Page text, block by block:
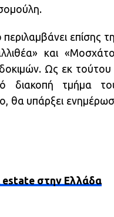
επίσης
και
Ως εκ τούτου
διακοπή τμήμα
θα υπάρξει
estate στην Ελλάδα